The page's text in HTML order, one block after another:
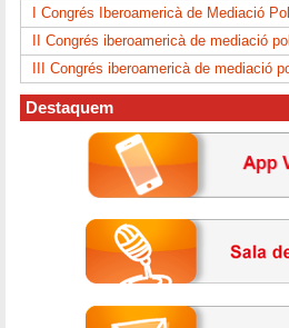
I Congrés Iberoamericà de Mediació
II Congrés iberoamericà de mediació
III Congrés iberoamericà de mediació
Destaquem